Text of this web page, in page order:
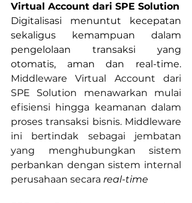
Virtual Account dari SPE Solution
Digitalisasi menuntut kecepatan
sekaligus kemampuan dalam
pengelolaan transaksi yang
Middleware Virtual Account dari
SPE Solution menawarkan mulai
efisiensi hingga keamanan dalam
proses transaksi bisnis. Middleware
ini bertindak sebagai jembatan
yang menghubungkan sistem
perbankan dengan sistem internal
perusahaan secara real-time